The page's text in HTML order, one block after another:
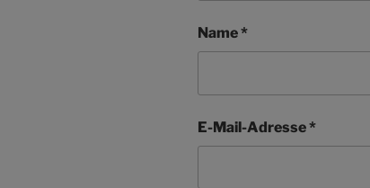
Name*
E-Mail-Adresse*